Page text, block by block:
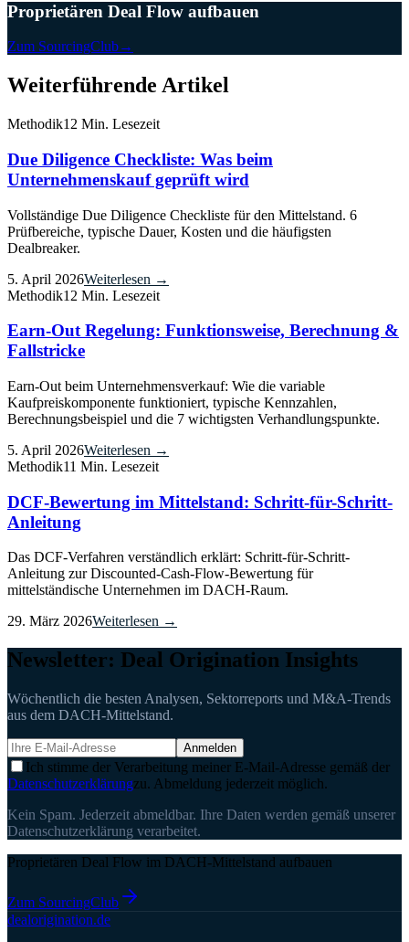
Proprietären Deal Flow aufbauen
Zum SourcingClub→
Weiterführende Artikel
Methodik12 Min. Lesezeit
Due Diligence Checkliste: Was beim
Unternehmenskauf geprüft wird
Vollständige Due Diligence Checkliste für den Mittelstand. 6
Prüfbereiche, typische Dauer, Kosten und die häufigsten
Dealbreaker.
5. April 2026Weiterlesen →
Methodik12 Min. Lesezeit
Earn-Out Regelung: Funktionsweise, Berechnung &
Fallstricke
Earn-Out beim Unternehmensverkauf: Wie die variable
Kaufpreiskomponente funktioniert, typische Kennzahlen,
Berechnungsbeispiel und die 7 wichtigsten Verhandlungspunkte.
5. April 2026Weiterlesen →
Methodik11 Min. Lesezeit
DCF-Bewertung im Mittelstand: Schritt-für-Schritt-
Anleitung
Das DCF-Verfahren verständlich erklärt: Schritt-für-Schritt-
Anleitung zur Discounted-Cash-Flow-Bewertung für
mittelständische Unternehmen im DACH-Raum.
29. März 2026Weiterlesen →
Newsletter: Deal Origination Insights
Wöchentlich die besten Analysen, Sektorreports und M&A-Trends
aus dem DACH-Mittelstand.
Anmelden
Ich stimme der Verarbeitung meiner E-Mail-Adresse gemäß der
Datenschutzerklärungzu. Abmeldung jederzeit möglich.
Kein Spam. Jederzeit abmeldbar. Ihre Daten werden gemäß unserer
Datenschutzerklärung verarbeitet.
Proprietären Deal Flow im DACH-Mittelstand aufbauen
Zum SourcingClub
dealorigination.de